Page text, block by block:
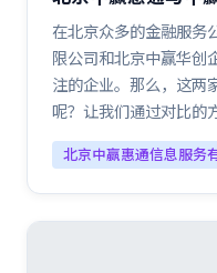
在北京众多的金融服务
限公司和北京中赢华创
注的企业。那么，这两
呢？让我们通过对比的
北京中赢惠通信息服务